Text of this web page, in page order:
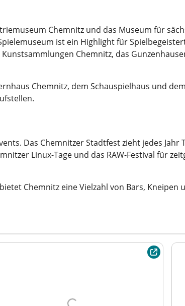
Chemnitz und das Museum für
ist ein Highlight für
Chemnitz, das
Chemnitz, dem Schauspielhaus und
Das Chemnitzer Stadtfest zieht jedes
Linux-Tage und das RAW-Festival für
Chemnitz eine Vielzahl von Bars, Kneipen